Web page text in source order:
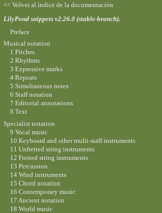
<< Volver al índice de la documentación
LilyPond snippets v2.26.0 (stable-branch).
Preface
Musical notation
1 Pitches
2 Rhythms
3 Expressive marks
4 Repeats
5 Simultaneous notes
6 Staff notation
7 Editorial annotations
8 Text
Specialist notation
9 Vocal music
10 Keyboard and other multi-staff instruments
11 Unfretted string instruments
12 Fretted string instruments
13 Percussion
14 Wind instruments
15 Chord notation
16 Contemporary music
17 Ancient notation
18 World music